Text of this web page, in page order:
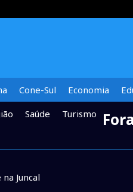
Cone-Sul Economia
Saúde Turismo
Juncal